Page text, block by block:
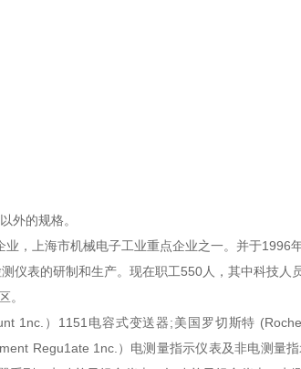
外的规格。
，上海市机械电子工业重点企业之一。并于1996
仪表的研制和生产。现在职工550人，其中科技人
。
1nc.）1151电容式变送器;美国罗切斯特
Regu1ate 1nc.）电测量指示仪表及非电测量